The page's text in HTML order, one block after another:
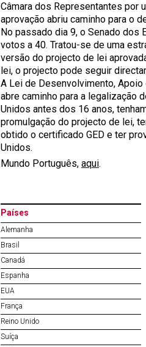
Câmara dos Representantes por
aprovação abriu caminho para o
No passado dia 9, o Senado dos
votos a 40. Tratou-se de uma
versão do projecto de lei
lei, o projecto pode seguir
A Lei de Desenvolvimento,
abre caminho para a legalização
Unidos antes dos 16 anos,
promulgação do projecto de lei,
obtido o certificado GED e ter
Unidos.
Mundo Português, aqui.
Países
Alemanha
Brasil
Canadá
Espanha
EUA
França
Reino Unido
Suíça